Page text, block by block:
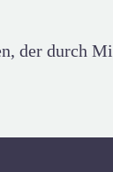
der durch